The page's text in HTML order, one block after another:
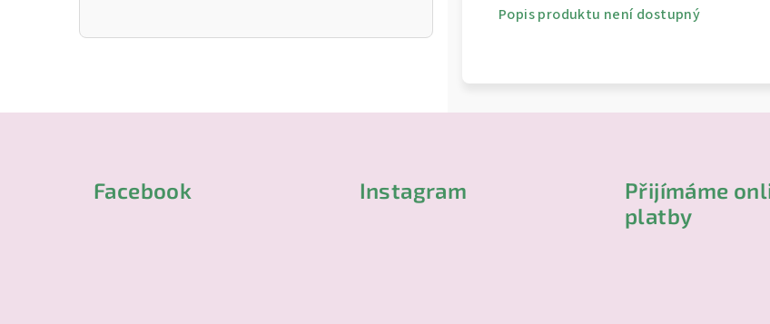
Popis produktu není dostupný
Facebook Instagram
Přijímáme
platby